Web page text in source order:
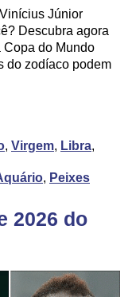
Júnior
Descubra agora
do Mundo
do zodíaco podem
, Virgem, Libra,
, Peixes
2026 do